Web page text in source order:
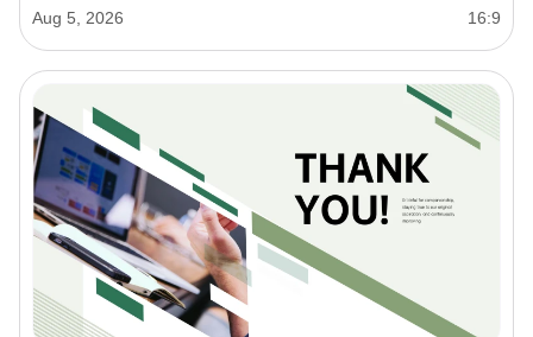
Aug 5, 2026 16:9